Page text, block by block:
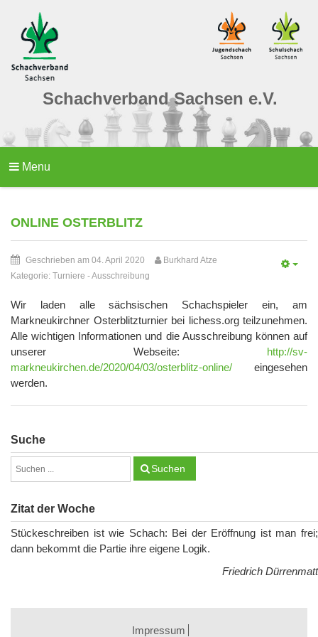
Schachverband Sachsen e.V.
Menu
ONLINE OSTERBLITZ
Geschrieben am 04. April 2020
Burkhard Atze
Kategorie: Turniere -Ausschreibung
Wir laden alle sächsischen Schachspieler ein, am
Markneukirchner Osterblitzturnier bei lichess.org teilzunehmen.
Alle wichtigen Informationen und die Ausschreibung können auf
unserer Webseite: http://sv-
markneukirchen.de/2020/04/03/osterblitz-online/ eingesehen
werden.
Suche
Suchen
Zitat der Woche
Stückeschreiben ist wie Schach: Bei der Eröffnung ist man frei;
dann bekommt die Partie ihre eigene Logik.
Friedrich Dürrenmatt
Impressum